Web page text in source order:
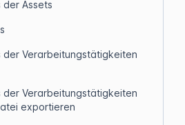
der Assets
der Verarbeitungstätigkeiten
der Verarbeitungstätigkeiten
exportieren